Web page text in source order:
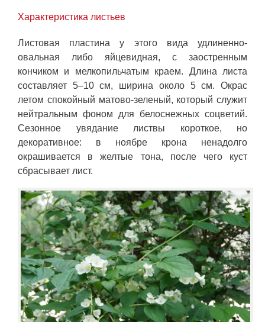
Характеристика листьев
Листовая пластина у этого вида удлиненно-
овальная либо яйцевидная, с заостренным
кончиком и мелкопильчатым краем. Длина листа
составляет 5–10 см, ширина около 5 см. Окрас
летом спокойный матово-зеленый, который служит
нейтральным фоном для белоснежных соцветий.
Сезонное увядание листвы короткое, но
декоративное: в ноябре крона ненадолго
окрашивается в желтые тона, после чего куст
сбрасывает лист.